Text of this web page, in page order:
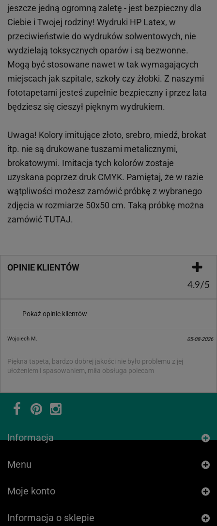
jeszcze jedną ogromną zaletę - jest bezpieczny dla
Ciebie i Twojej rodziny! Wydruki HP Latex, w
przeciwieństwie do wydruków solwentowych, nie
wydzielają toksycznych oparów i są bezwonne.
Mogą być stosowane nawet w tak wymagających
miejscach jak szpitale, szkoły czy żłobki. Z naszymi
fototapetami jesteś zupełnie bezpieczny i przez lata
będziesz się cieszył pięknym wydrukiem.
Uwaga! Kolory imitujące złoto, srebro, miedź, brokat
itp. nie są drukowane tuszami metalicznymi,
brokatowymi. Imitacja tych kolorów zostaje
uzyskana poprzez druk CMYK. Pamiętaj, że w razie
wątpliwości możesz zamówić próbkę z wybranego
zdjęcia w rozmiarze 50x50 cm. Taką próbkę można
zamówićTUTAJ.
OPINIE KLIENTÓW
4.9/5
Pokaż opinie klientów
Wojciech M. 05-08-2026
Piękna tapeta, bardzo dobrej jakości nie było problemu z jej
ułożeniem i spasowaniem, miła obsługa polecam
Informacja
Menu
Moje konto
Informacja o sklepie